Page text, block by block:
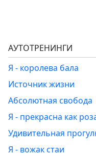
АУТОТРЕНИНГИ
Я - королева бала
Источник жизни
Абсолютная свобода
Я - прекрасна как
Удивительная
Я - вожак стаи